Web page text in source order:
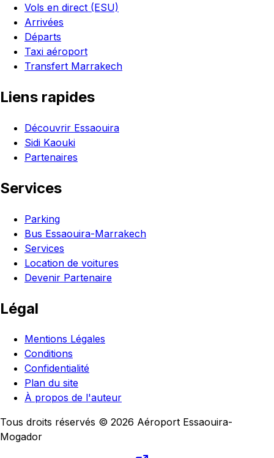
Vols en direct (ESU)
Arrivées
Départs
Taxi aéroport
Transfert Marrakech
Liens rapides
Découvrir Essaouira
Sidi Kaouki
Partenaires
Services
Parking
Bus Essaouira-Marrakech
Services
Location de voitures
Devenir Partenaire
Légal
Mentions Légales
Conditions
Confidentialité
Plan du site
À propos de l'auteur
Tous droits réservés © 2026 Aéroport Essaouira-
Mogador